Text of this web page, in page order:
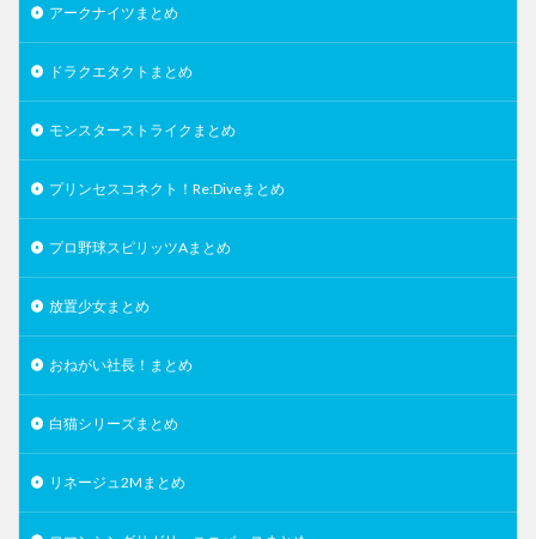
アークナイツまとめ
ドラクエタクトまとめ
モンスターストライクまとめ
プリンセスコネクト！Re:Diveまとめ
プロ野球スピリッツAまとめ
放置少女まとめ
おねがい社長！まとめ
白猫シリーズまとめ
リネージュ2Mまとめ